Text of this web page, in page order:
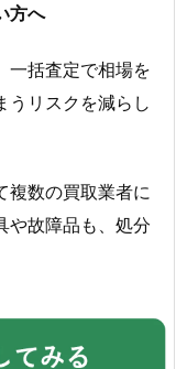
方へ
一括査定で相場を
うリスクを減らし
複数の買取業者に
や故障品も、処分